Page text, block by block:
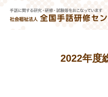
2022年度